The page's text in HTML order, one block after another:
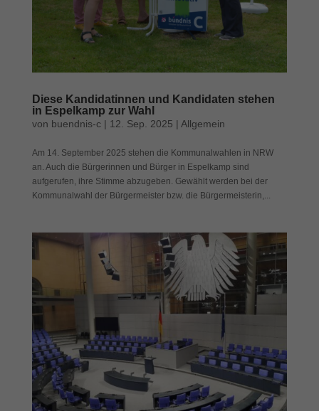
Diese Kandidatinnen und Kandidaten stehen
in Espelkamp zur Wahl
von buendnis-c| 12. Sep. 2025 | Allgemein
Am 14. September 2025 stehen die Kommunalwahlen in NRW
an. Auch die Bürgerinnen und Bürger in Espelkamp sind
aufgerufen, ihre Stimme abzugeben. Gewählt werden bei der
Kommunalwahl der Bürgermeister bzw. die Bürgermeisterin,...